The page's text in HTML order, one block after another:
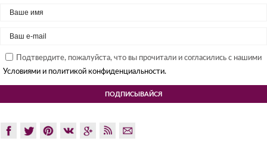
Подтвердите, пожалуйста, что вы прочитали и согласились с нашими
Условиями и политикой конфиденциальности.